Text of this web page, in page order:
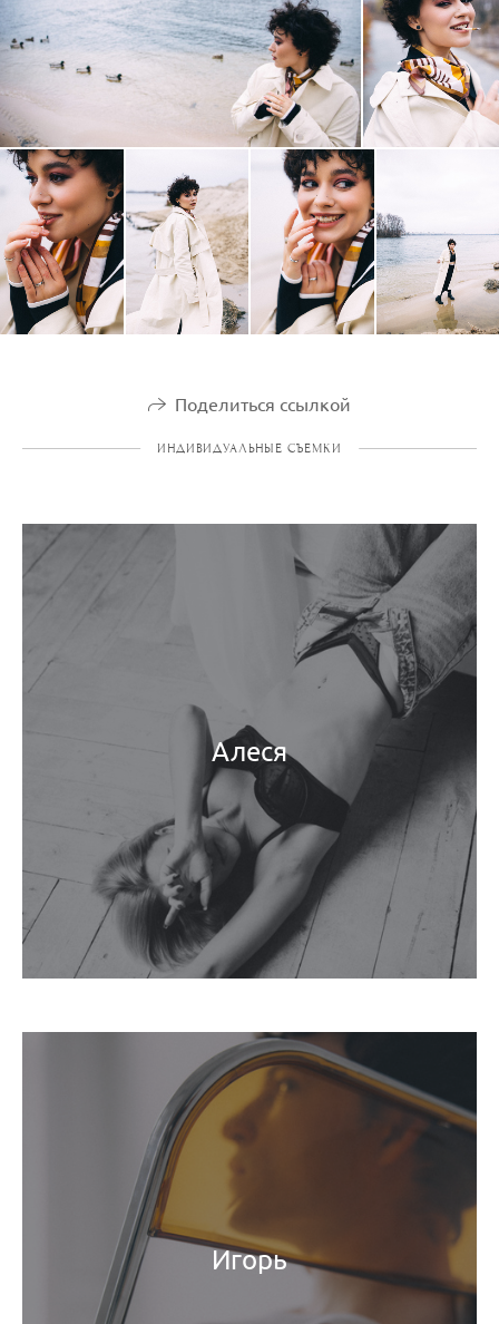
Поделиться ссылкой
ИНДИВИДУАЛЬНЫЕ СЪЕМКИ
Алеся
Игорь